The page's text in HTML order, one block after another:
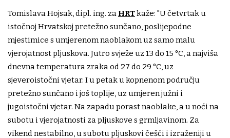
Tomislava Hojsak, dipl. ing. za HRTkaže: "U četvrtak u
istočnoj Hrvatskoj pretežno sunčano, poslijepodne
mjestimice s umjerenom naoblakom uz samo malu
vjerojatnost pljuskova. Jutro svježe uz 13 do 15 °C, a najviša
dnevna temperatura zraka od 27 do 29 °C, uz
sjeveroistočni vjetar. I u petak u kopnenom području
pretežno sunčano i još toplije, uz umjeren južni i
jugoistočni vjetar. Na zapadu porast naoblake, a u noći na
subotu i vjerojatnosti za pljuskove s grmljavinom. Za
vikend nestabilno, u subotu pljuskovi češći i izraženiji u